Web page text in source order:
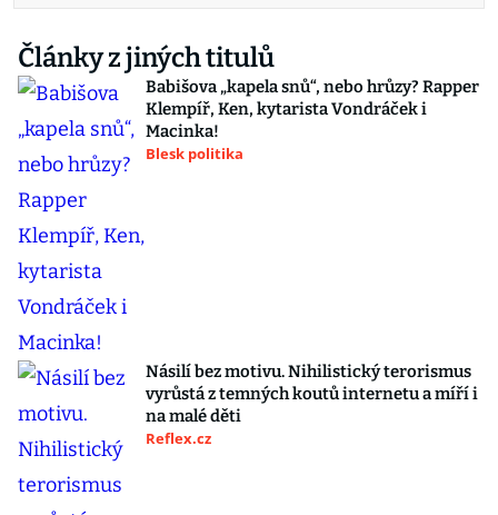
Články z jiných titulů
Babišova „kapela snů“, nebo hrůzy? Rapper
Klempíř, Ken, kytarista Vondráček i
Macinka!
Blesk politika
Násilí bez motivu. Nihilistický terorismus
vyrůstá z temných koutů internetu a míří i
na malé děti
Reflex.cz